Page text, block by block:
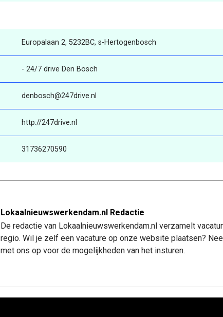
Europalaan 2, 5232BC, s-Hertogenbosch
- 24/7 drive Den Bosch
denbosch@247drive.nl
http://247drive.nl
31736270590
Lokaalnieuwswerkendam.nl Redactie
De redactie van Lokaalnieuwswerkendam.nl verzamelt
regio. Wil je zelf een vacature op onze website plaatsen?
met ons op voor de mogelijkheden van het insturen.